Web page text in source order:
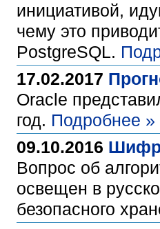
инициативой,
чему это
PostgreSQL.
17.02.2017
Oracle
год. Подробнее »
09.10.2016
Вопрос об
освещен в
безопасного